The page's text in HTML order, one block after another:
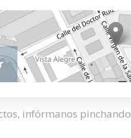
infórmanos pinchando